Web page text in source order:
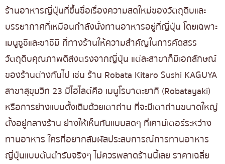
ร้านอาหารญี่ปุ่นที่ขึ้นชื่อเรื่องความสดใหม่ของวัตถุดิบและ
บรรยากาศที่เหมือนกำลังนั่งทานอาหารอยู่ที่ญี่ปุ่น โดยเฉพาะ
เมนูซูชิและซาชิมิ ที่ทางร้านให้ความสำคัญในการคัดสรร
วัตถุดิบคุณภาพดีส่งตรงจากญี่ปุ่น แต่ละสาขาก็มีเอกลักษณ์
ของร้านต่างกันไป เช่น ร้าน Robata Kitaro Sushi KAGUYA
สาขาสุขุมวิท 23 มีไฮไลต์คือ เมนูโรบาตะยากิ (Robatayaki)
หรือการย่างแบบดั้งเดิมด้วยเตาถ่าน ที่จะมีเตาถ่านขนาดใหญ่
ตั้งอยู่กลางร้าน ย่างให้เห็นกันแบบสดๆ ที่เคาน์เตอร์ระหว่าง
ทานอาหาร ใครที่อยากสัมผัสประสบการณ์การทานอาหาร
ญี่ปุ่นแบบต้นตำรับจริงๆ ไม่ควรพลาดร้านนี้เลย ราคาเฉลี่ย